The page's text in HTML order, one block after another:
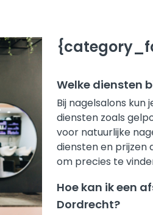
Welke diensten
Bij nagelsalons
diensten zoals
voor natuurlijke
diensten en prijzen
om precies te
Hoe kan ik een
Dordrecht?